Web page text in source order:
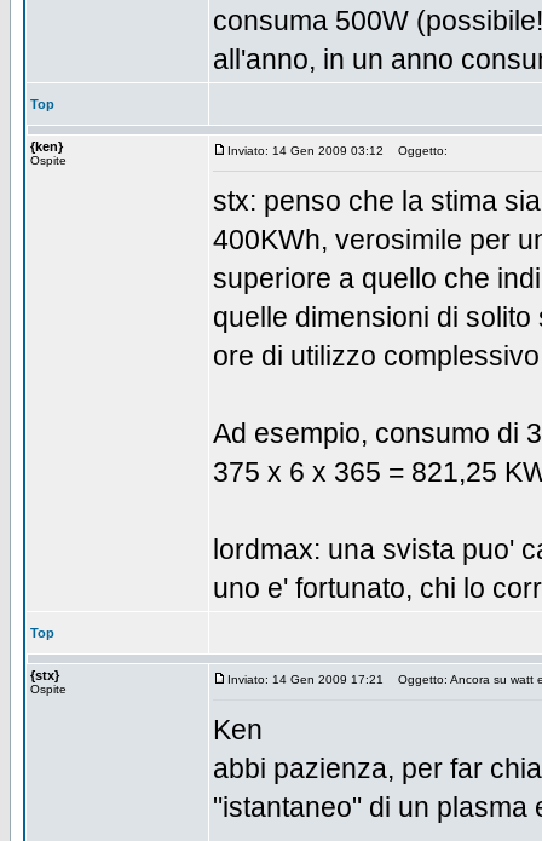
consuma 500W
all'anno, in un anno
Top
{ken}
Ospite
Inviato: 14 Gen 2009 03:12 Oggetto:
stx: penso che la stima
400KWh, verosimile per
superiore a quello che
quelle dimensioni di
ore di utilizzo
Ad esempio, consumo di
375 x 6 x 365 = 821,25
lordmax: una svista puo'
uno e' fortunato, chi lo
Top
{stx}
Ospite
Inviato: 14 Gen 2009 17:21 Oggetto: Ancora su watt
Ken
abbi pazienza, per far
"istantaneo" di un plasma